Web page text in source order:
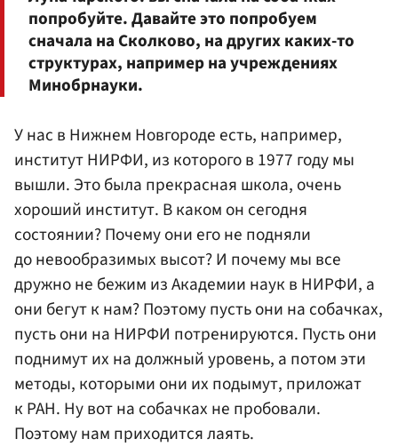
попробуйте. Давайте это попробуем
сначала на Сколково, на других каких-то
структурах, например на учреждениях
Минобрнауки.
У нас в Нижнем Новгороде есть, например,
институт НИРФИ, из которого в 1977 году мы
вышли. Это была прекрасная школа, очень
хороший институт. В каком он сегодня
состоянии? Почему они его не подняли
до невообразимых высот? И почему мы все
дружно не бежим из Академии наук в НИРФИ, а
они бегут к нам? Поэтому пусть они на собачках,
пусть они на НИРФИ потренируются. Пусть они
поднимут их на должный уровень, а потом эти
методы, которыми они их подымут, приложат
к РАН. Ну вот на собачках не пробовали.
Поэтому нам приходится лаять.